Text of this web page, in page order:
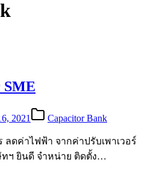
SME
2021 Capacitor Bank
ลดค่าไฟฟ้า จากค่าปรับเพาเวอร์
ทฯ ยินดี จำหน่าย ติดตั้ง…